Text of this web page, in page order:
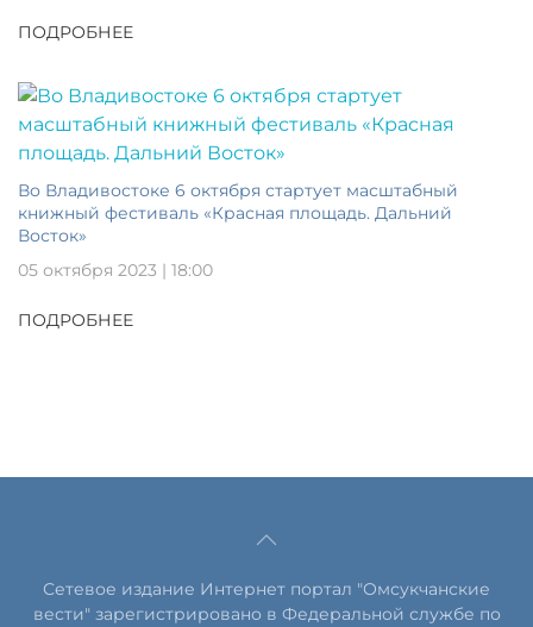
ПОДРОБНЕЕ
Во Владивостоке 6 октября стартует масштабный
книжный фестиваль «Красная площадь. Дальний
Восток»
05 октября 2023 | 18:00
ПОДРОБНЕЕ
Сетевое издание Интернет портал "Омсукчанские
вести" зарегистрировано в Федеральной службе по